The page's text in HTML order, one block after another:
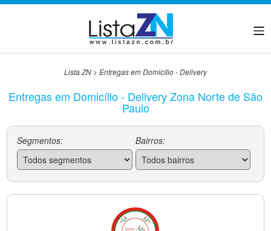
Lista ZN > Entregas em Domicílio - Delivery
Entregas em Domicílio - Delivery Zona Norte de São
Paulo
Segmentos: Bairros: